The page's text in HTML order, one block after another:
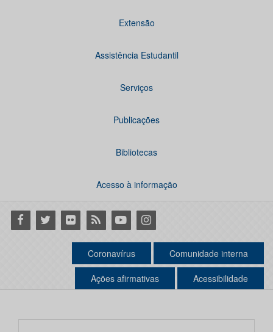
Extensão
Assistência Estudantil
Serviços
Publicações
Bibliotecas
Acesso à informação
Facebook
Twitter Flickr RSS YoutubeInstagram
Coronavírus Comunidade interna
Ações afirmativas Acessibilidade